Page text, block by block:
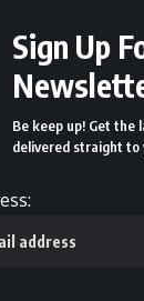
Sign Up
Be keep up! Get the
delivered straight to